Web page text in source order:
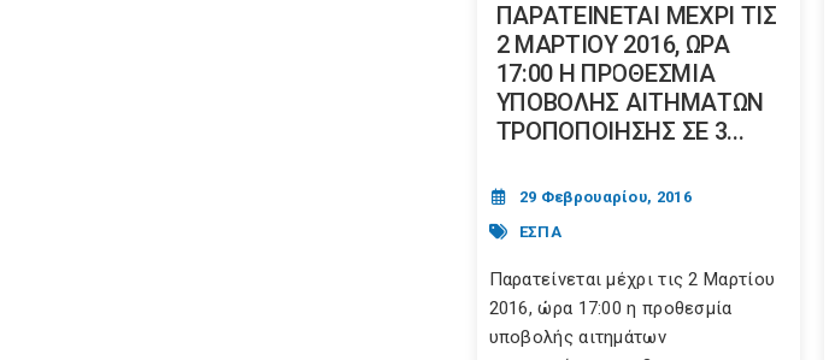
ΠΑΡΑΤΕΙΝΕΤΑΙ ΜΕΧΡΙ ΤΙΣ
2 ΜΑΡΤΙΟΥ 2016, ΩΡΑ
17:00 Η ΠΡΟΘΕΣΜΙΑ
ΥΠΟΒΟΛΗΣ ΑΙΤΗΜΑΤΩΝ
ΤΡΟΠΟΠΟΙΗΣΗΣ ΣΕ 3...
29 Φεβρουαρίου, 2016
ΕΣΠΑ
Παρατείνεται μέχρι τις 2 Μαρτίου
2016, ώρα 17:00 η προθεσμία
υποβολής αιτημάτων